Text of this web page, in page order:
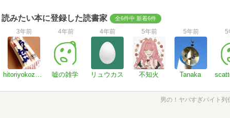
読みたい本に登録した読書家 全6件中 新着6件
3年前
hitoriyokozuna
4年前
嘘の雑学
4年前
リュウカス
5年前
不知火
5年前
Tanaka
5
男の！ヤバすぎバイト列